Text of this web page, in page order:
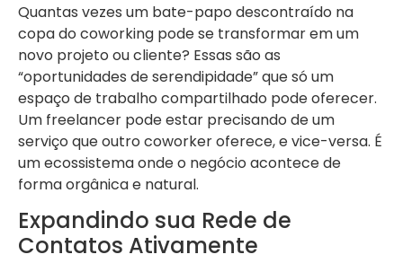
Quantas vezes um bate-papo descontraído na
copa do coworking pode se transformar em um
novo projeto ou cliente? Essas são as
“oportunidades de serendipidade” que só um
espaço de trabalho compartilhado pode oferecer.
Um freelancer pode estar precisando de um
serviço que outro coworker oferece, e vice-versa. É
um ecossistema onde o negócio acontece de
forma orgânica e natural.
Expandindo sua Rede de
Contatos Ativamente